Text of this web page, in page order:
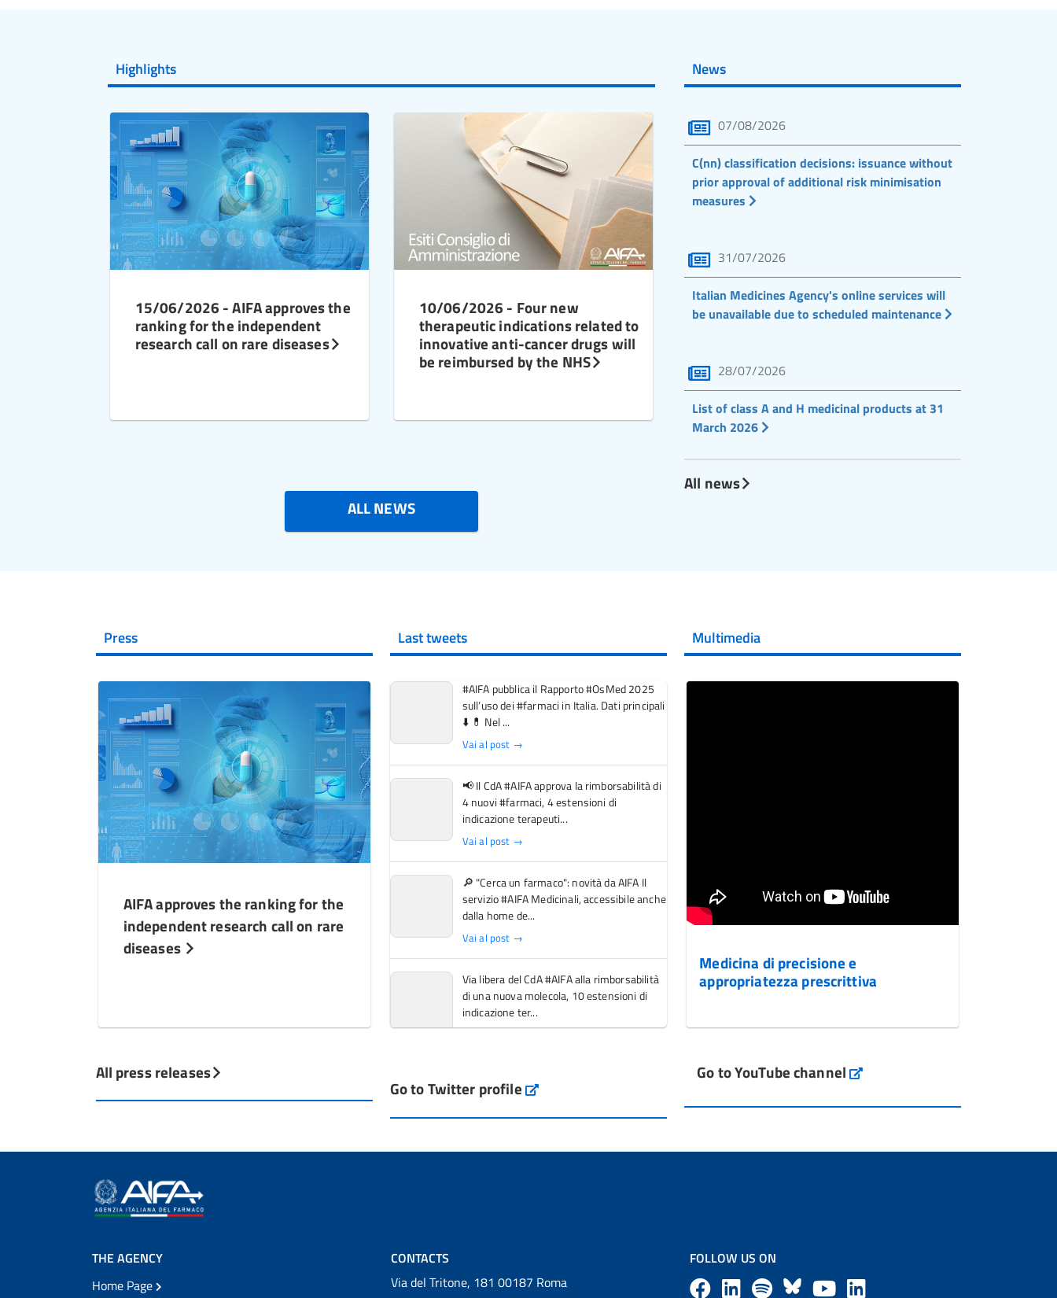
Highlights
15/06/2026 - AIFA approves the
ranking for the independent
research call on rare diseases
10/06/2026 - Four new
therapeutic indications related to
innovative anti-cancer drugs will
be reimbursed by the NHS
ALL NEWS
News
07/08/2026
C(nn) classification decisions: issuance without
prior approval of additional risk minimisation
measures
31/07/2026
Italian Medicines Agency's online services will
be unavailable due to scheduled maintenance
28/07/2026
List of class A and H medicinal products at 31
March 2026
All news
Press
AIFA approves the ranking for the
independent research call on rare
diseases
All press releases
Last tweets
#AIFA pubblica il Rapporto #OsMed 2025
sull’uso dei #farmaci in Italia. Dati principali
⬇️ 💊 Nel ...
Vai al post →
📢 Il CdA #AIFA approva la rimborsabilità di
4 nuovi #farmaci, 4 estensioni di
indicazione terapeuti...
Vai al post →
🔎 "Cerca un farmaco": novità da AIFA Il
servizio #AIFA Medicinali, accessibile anche
dalla home de...
Vai al post →
Via libera del CdA #AIFA alla rimborsabilità
di una nuova molecola, 10 estensioni di
indicazione ter...
per l'accesso ai #farmaci orfani rimborsati
Go to Twitter profile aifa_ufficiale
Multimedia
Medicina di precisione e
appropriatezza prescrittiva
Go to YouTube channel
THE AGENCY
Home Page
CONTACTS
Via del Tritone, 181 00187 Roma
FOLLOW US ON
F L B Y